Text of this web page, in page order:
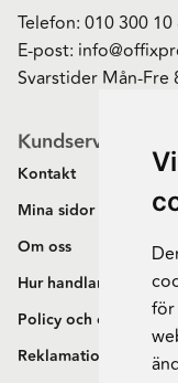
Telefon: 010 300 10
E-post:
Svarstider Mån-Fre
Kundservice
Kontakt
Mina sidor
Om oss
Hur handlar jag?
Policy och cookies
Reklamation och retur